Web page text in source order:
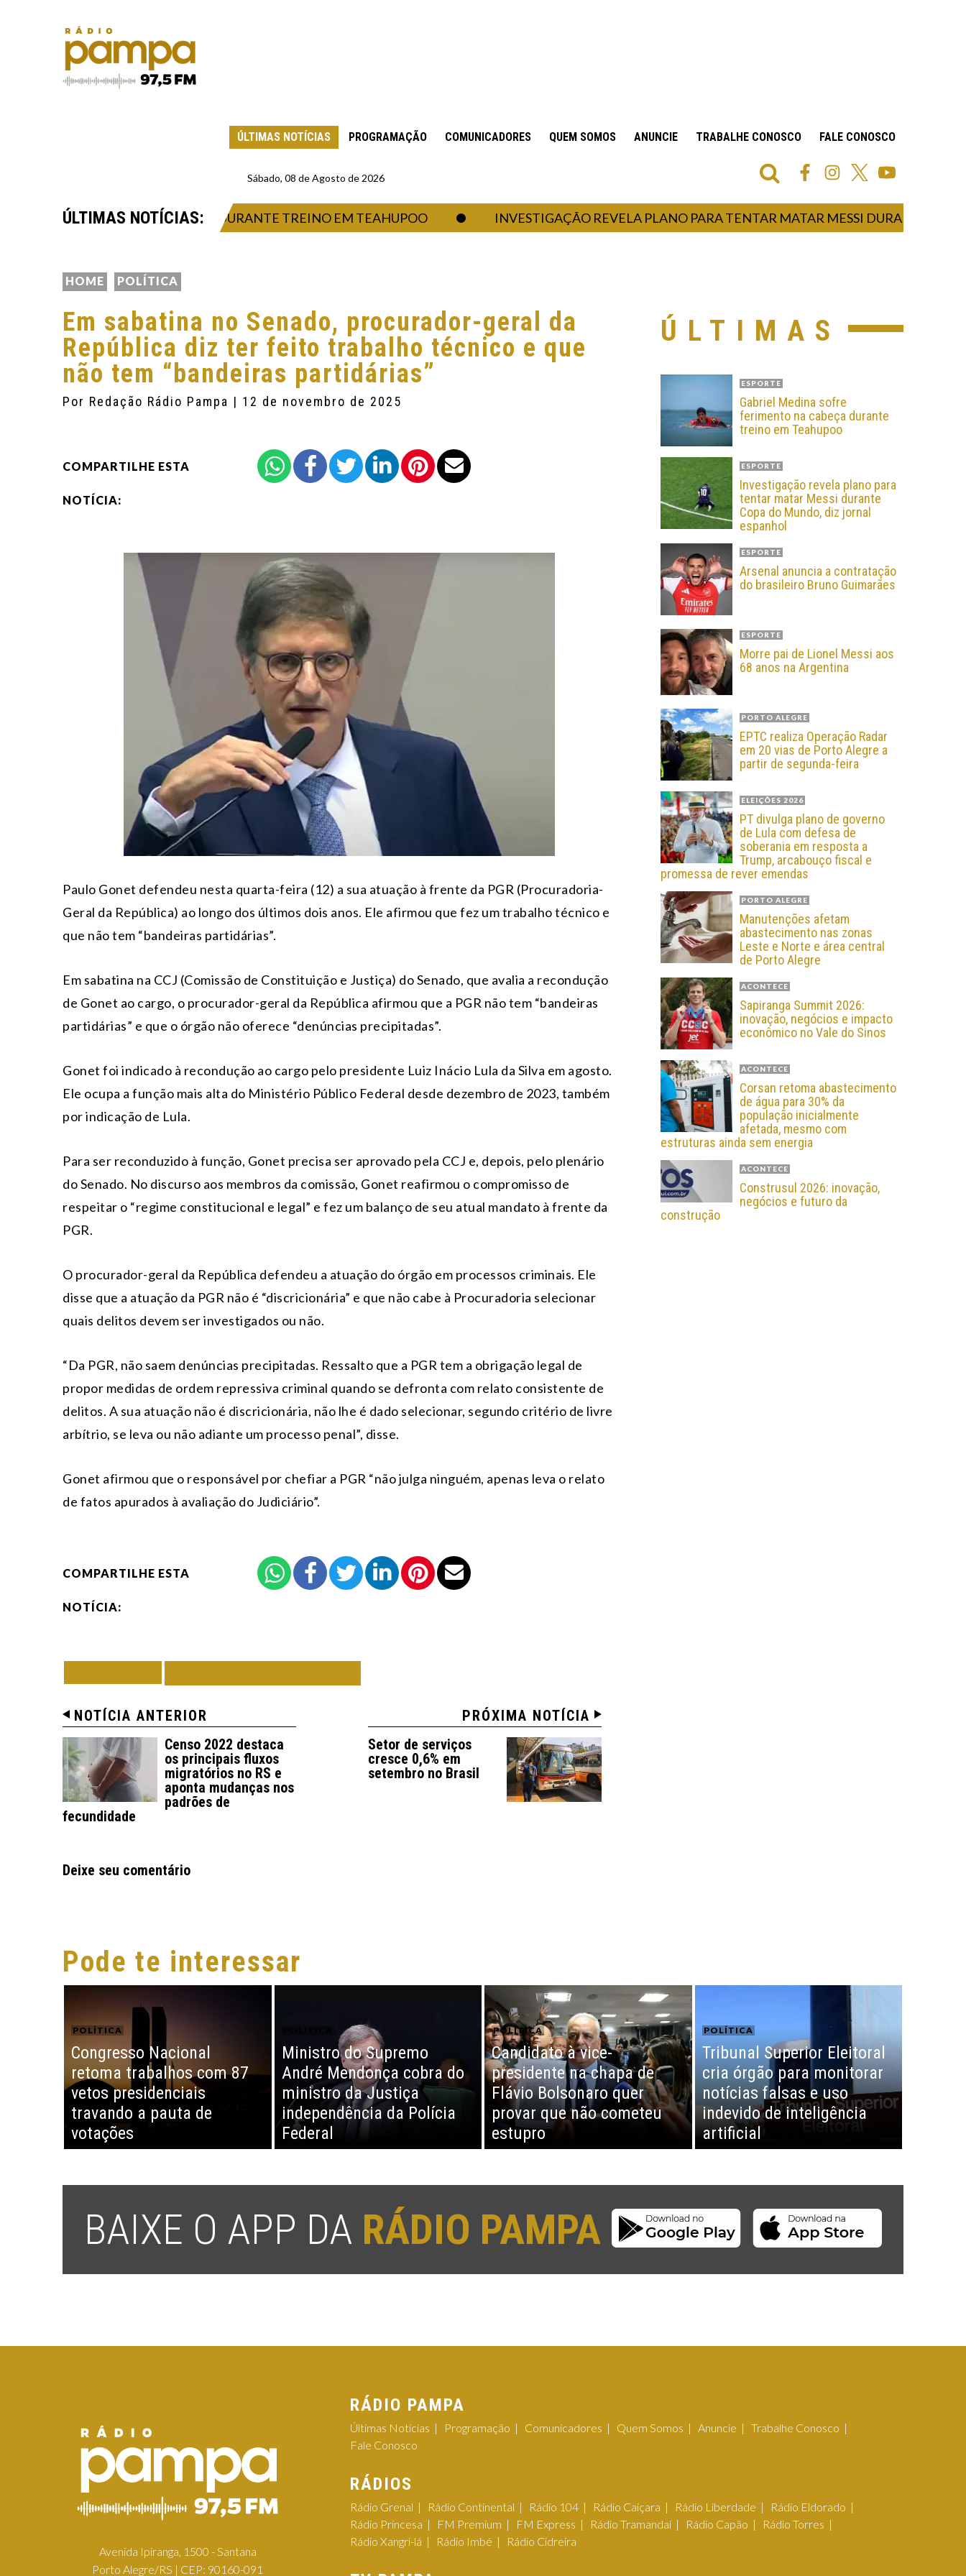
ÚLTIMAS NOTÍCIAS PROGRAMAÇÃO COMUNICADORES QUEM SOMOS ANUNCIE TRABALHE CONOSCO FALE CONOSCO
Sábado, 08 de Agosto de 2026
ÚLTIMAS NOTÍCIAS:
FERIMENTO NA CABEÇA DURANTE TREINO EM TEAHUPOO INVESTIGAÇÃO REVELA PLANO PARA TENTAR MATAR MESSI DURANTE COPA
HOME POLÍTICA
Em sabatina no Senado, procurador-geral da
República diz ter feito trabalho técnico e que
não tem “bandeiras partidárias”
Por Redação Rádio Pampa | 12 de novembro de 2025
COMPARTILHE ESTA
NOTÍCIA:
Paulo Gonet defendeu nesta quarta-feira (12) a sua atuação à frente da PGR (Procuradoria-
Geral da República) ao longo dos últimos dois anos. Ele afirmou que fez um trabalho técnico e
que não tem “bandeiras partidárias”.
Em sabatina na CCJ (Comissão de Constituição e Justiça) do Senado, que avalia a recondução
de Gonet ao cargo, o procurador-geral da República afirmou que a PGR não tem “bandeiras
partidárias” e que o órgão não oferece “denúncias precipitadas”.
Gonet foi indicado à recondução ao cargo pelo presidente Luiz Inácio Lula da Silva em agosto.
Ele ocupa a função mais alta do Ministério Público Federal desde dezembro de 2023, também
por indicação de Lula.
Para ser reconduzido à função, Gonet precisa ser aprovado pela CCJ e, depois, pelo plenário
do Senado. No discurso aos membros da comissão, Gonet reafirmou o compromisso de
respeitar o “regime constitucional e legal” e fez um balanço de seu atual mandato à frente da
PGR.
O procurador-geral da República defendeu a atuação do órgão em processos criminais. Ele
disse que a atuação da PGR não é “discricionária” e que não cabe à Procuradoria selecionar
quais delitos devem ser investigados ou não.
“Da PGR, não saem denúncias precipitadas. Ressalto que a PGR tem a obrigação legal de
propor medidas de ordem repressiva criminal quando se defronta com relato consistente de
delitos. A sua atuação não é discricionária, não lhe é dado selecionar, segundo critério de livre
arbítrio, se leva ou não adiante um processo penal”, disse.
Gonet afirmou que o responsável por chefiar a PGR “não julga ninguém, apenas leva o relato
de fatos apurados à avaliação do Judiciário”.
COMPARTILHE ESTA
NOTÍCIA:
NOTÍCIA ANTERIOR
Censo 2022 destaca
os principais fluxos
migratórios no RS e
aponta mudanças nos
padrões de
fecundidade
PRÓXIMA NOTÍCIA
Setor de serviços
cresce 0,6% em
setembro no Brasil
Deixe seu comentário
ÚLTIMAS
ESPORTE
Gabriel Medina sofre
ferimento na cabeça durante
treino em Teahupoo
ESPORTE
Investigação revela plano para
tentar matar Messi durante
Copa do Mundo, diz jornal
espanhol
ESPORTE
Arsenal anuncia a contratação
do brasileiro Bruno Guimarães
ESPORTE
Morre pai de Lionel Messi aos
68 anos na Argentina
PORTO ALEGRE
EPTC realiza Operação Radar
em 20 vias de Porto Alegre a
partir de segunda-feira
ELEIÇÕES 2026
PT divulga plano de governo
de Lula com defesa de
soberania em resposta a
Trump, arcabouço fiscal e
promessa de rever emendas
PORTO ALEGRE
Manutenções afetam
abastecimento nas zonas
Leste e Norte e área central
de Porto Alegre
ACONTECE
Sapiranga Summit 2026:
inovação, negócios e impacto
econômico no Vale do Sinos
ACONTECE
Corsan retoma abastecimento
de água para 30% da
população inicialmente
afetada, mesmo com
estruturas ainda sem energia
ACONTECE
Construsul 2026: inovação,
negócios e futuro da
construção
Pode te interessar
POLÍTICA
Congresso Nacional
retoma trabalhos com 87
vetos presidenciais
travando a pauta de
votações
Ministro do Supremo
André Mendonça cobra do
ministro da Justiça
independência da Polícia
Federal
POLÍTICA
Candidato à vice-
presidente na chapa de
Flávio Bolsonaro quer
provar que não cometeu
estupro
POLÍTICA
Tribunal Superior Eleitoral
cria órgão para monitorar
notícias falsas e uso
indevido de inteligência
artificial
BAIXE O APP DA RÁDIO PAMPA
Avenida Ipiranga, 1500 - Santana
Porto Alegre/RS | CEP: 90160-091
RÁDIO PAMPA
Últimas Notícias Programação Comunicadores Quem Somos Anuncie
Trabalhe Conosco
Fale Conosco
RÁDIOS
Rádio Grenal Rádio Continental Rádio 104 Rádio Caiçara Rádio Liberdade
Rádio Eldorado
Rádio Princesa
FM Premium FM Express Rádio Tramandaí Rádio Capão
Rádio Torres
Rádio Xangri-lá
Rádio Imbé Rádio Cidreira